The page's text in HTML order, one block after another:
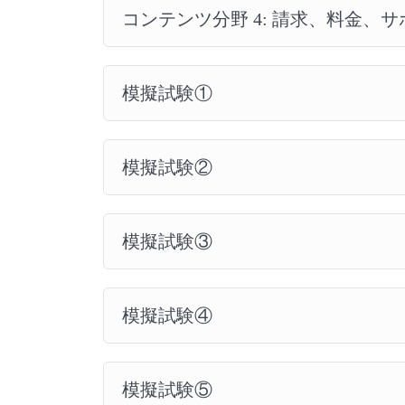
コンテンツ分野 4: 請求、料金、サ
模擬試験①
模擬試験②
模擬試験③
模擬試験④
模擬試験⑤